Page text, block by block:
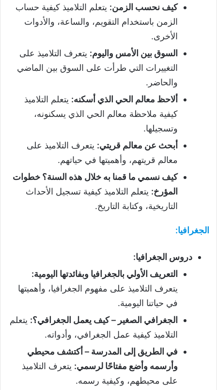
كيف نحسب الزمن: يتعلم التلاميذ كيفية حساب
الزمن باستخدام التقويم، والساعة، والأدوات
الأخرى.
السوق بين الأمس واليوم: يتعرف التلاميذ على
التغييرات التي طرأت على السوق بين الماضي
والحاضر.
ألاحظ معالم الحي الذي أسكنه: يتعلم التلاميذ
كيفية ملاحظة معالم الحي الذي يسكنونه،
وتسجيلها.
أبحث عن معالم قريتي: يتعرف التلاميذ على
معالم قريتهم، وأهميتها في حياتهم.
كيف نسمي ما قمنا به خلال هذه السنة؟ خطوات
المؤرخ: يتعلم التلاميذ كيفية تسجيل الأحداث
التاريخية، وكتابة التاريخ.
الجغرافيا:
دروس الجغرافيا:
التعريف الأولي بالجغرافيا وبفائدتها اليومية:
يتعرف التلاميذ على مفهوم الجغرافيا، وأهميتها
في حياتنا اليومية.
الجغرافي الصغير – كيف يعمل الجغرافي؟: يتعلم
التلاميذ كيفية عمل الجغرافي، وأدواته.
في الطريق إلى المدرسة – أكتشف محيطي
وأرسمه وأضع مفتاحًا لرسمي: يتعرف التلاميذ
على محيطهم، وكيفية رسمه.